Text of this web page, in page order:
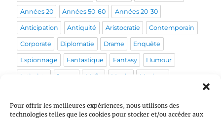
Pour offrir les meilleures expériences, nous utilisons des
technologies telles que les cookies pour stocker et/ou accéder aux
Années 20 Années 50-60 Années 20-30
Anticipation Antiquité Aristocratie Contemporain
Corporate Diplomatie Drame Enquête
Espionnage Fantastique Fantasy Humour
Intimiste Japon Mafia Magie Musique
Politique Post-apo Pour enfants Prohibition